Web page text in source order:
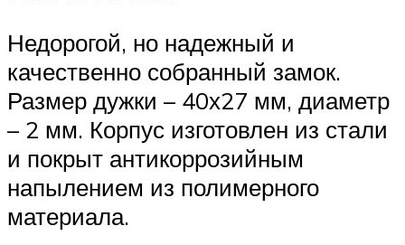
Недорогой, но надежный и
качественно собранный замок.
Размер дужки – 40х27 мм, диаметр
– 2 мм. Корпус изготовлен из стали
и покрыт антикоррозийным
напылением из полимерного
материала.